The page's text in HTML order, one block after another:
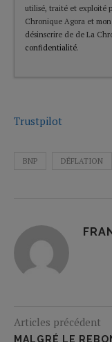
utilisé, traité et exploité
Chronique Agora et
désinscrire de de La
confidentialité.
Trustpilot
BNP DÉFLATION
Articles précédent
MALGRÉ LE